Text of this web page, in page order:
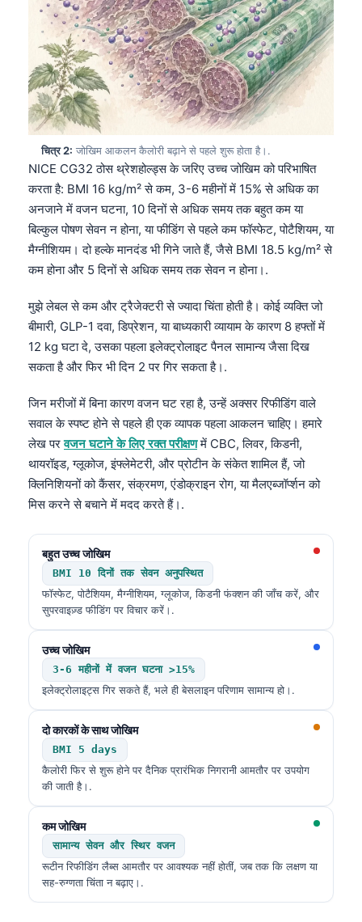
चित्र 2: जोखिम आकलन कैलोरी बढ़ाने से पहले शुरू होता है।.
NICE CG32 ठोस थ्रेशहोल्ड्स के जरिए उच्च जोखिम को परिभाषित
करता है: BMI 16 kg/m² से कम, 3-6 महीनों में 15% से अधिक का
अनजाने में वजन घटना, 10 दिनों से अधिक समय तक बहुत कम या
बिल्कुल पोषण सेवन न होना, या फीडिंग से पहले कम फॉस्फेट, पोटैशियम, या
मैग्नीशियम। दो हल्के मानदंड भी गिने जाते हैं, जैसे BMI 18.5 kg/m² से
कम होना और 5 दिनों से अधिक समय तक सेवन न होना।.
मुझे लेबल से कम और ट्रैजेक्टरी से ज्यादा चिंता होती है। कोई व्यक्ति जो
बीमारी, GLP-1 दवा, डिप्रेशन, या बाध्यकारी व्यायाम के कारण 8 हफ्तों में
12 kg घटा दे, उसका पहला इलेक्ट्रोलाइट पैनल सामान्य जैसा दिख
सकता है और फिर भी दिन 2 पर गिर सकता है।.
जिन मरीजों में बिना कारण वजन घट रहा है, उन्हें अक्सर रिफीडिंग वाले
सवाल के स्पष्ट होने से पहले ही एक व्यापक पहला आकलन चाहिए। हमारे
लेख परवजन घटाने के लिए रक्त परीक्षणमें CBC, लिवर, किडनी,
थायरॉइड, ग्लूकोज, इंफ्लेमेटरी, और प्रोटीन के संकेत शामिल हैं, जो
क्लिनिशियनों को कैंसर, संक्रमण, एंडोक्राइन रोग, या मैलएब्जॉर्प्शन को
मिस करने से बचाने में मदद करते हैं।.
बहुत उच्च जोखिम
BMI 10 दिनों तक सेवन अनुपस्थित
फॉस्फेट, पोटैशियम, मैग्नीशियम, ग्लूकोज, किडनी फंक्शन की जाँच करें, और
सुपरवाइज़्ड फीडिंग पर विचार करें।.
उच्च जोखिम
3-6 महीनों में वजन घटना >15%
इलेक्ट्रोलाइट्स गिर सकते हैं, भले ही बेसलाइन परिणाम सामान्य हो।.
दो कारकों के साथ जोखिम
BMI 5 days
कैलोरी फिर से शुरू होने पर दैनिक प्रारंभिक निगरानी आमतौर पर उपयोग
की जाती है।.
कम जोखिम
सामान्य सेवन और स्थिर वजन
रूटीन रिफीडिंग लैब्स आमतौर पर आवश्यक नहीं होतीं, जब तक कि लक्षण या
सह-रुग्णता चिंता न बढ़ाए।.